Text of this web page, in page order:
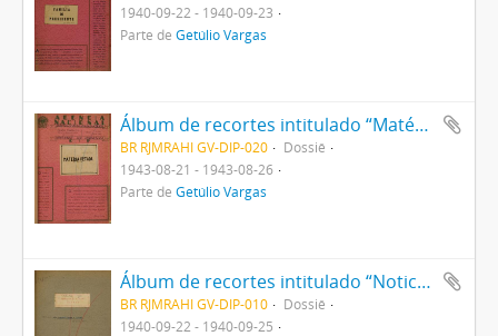
1940-09-22 - 1940-09-23
Parte deGetúlio Vargas
Álbum de recortes intitulado “Matéria vetada”
BR RJMRAHI GV-DIP-020
Dossiê
1943-08-21 - 1943-08-26
Parte deGetúlio Vargas
Álbum de recortes intitulado “Noticiário sobre Decreto sobre a Lavoura”
BR RJMRAHI GV-DIP-010
Dossiê
1940-09-22 - 1940-09-25